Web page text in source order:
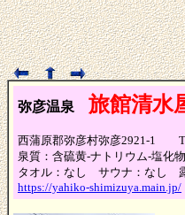
弥彦温泉 旅館清水
西蒲原郡弥彦村弥彦2921-1
泉質：含硫黄-ナトリウム-塩化
タオル：なし サウナ：なし
https://yahiko-shimizuya.main.jp/